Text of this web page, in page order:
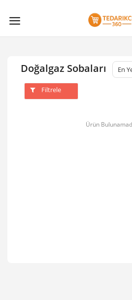
Doğalgaz Sobaları En
Filtrele
Ürün